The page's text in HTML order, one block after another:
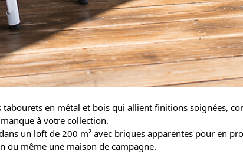
en métal et bois qui allient finitions soignées,
à votre collection.
un loft de 200 m² avec briques apparentes pour en
ou même une maison de campagne.